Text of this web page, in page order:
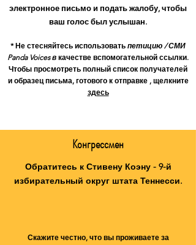
электронное письмо и подать жалобу, чтобы
ваш голос был услышан.
* Не стесняйтесь использовать петицию / СМИ
Panda Voices в качестве вспомогательной ссылки.
Чтобы просмотреть полный список получателей
и образец письма, готового к отправке , щелкните
здесь
Конгрессмен
Обратитесь к Стивену Коэну - 9-й
избирательный округ штата Теннесси.
Скажите честно, что вы проживаете за